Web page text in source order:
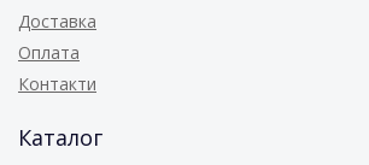
Доставка
Оплата
Контакти
Каталог